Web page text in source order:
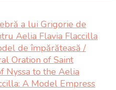
a lui Grigorie de
Aelia Flavia Flaccilla
de împărăteasă /
Oration of Saint
Nyssa to the Aelia
A Model Empress